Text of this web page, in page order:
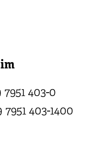
403-0
403-1400